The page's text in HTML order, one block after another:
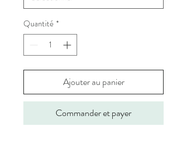
Quantité *
Ajouter au panier
Commander et payer